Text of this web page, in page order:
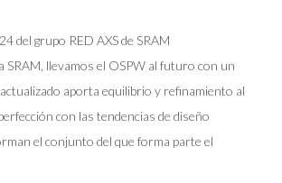
del grupo RED AXS de SRAM
llevamos el OSPW al futuro con un
aporta equilibrio y refinamiento al
con las tendencias de diseño
el conjunto del que forma parte el